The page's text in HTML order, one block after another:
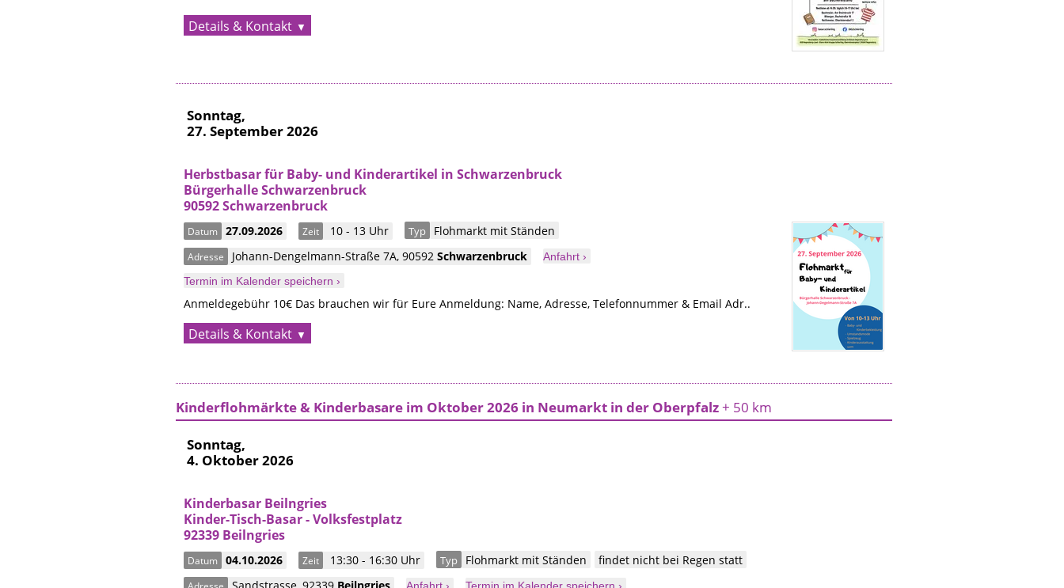
Details & Kontakt
Sonntag,
27. September 2026
Herbstbasar für Baby- und Kinderartikel in Schwarzenbruck
Bürgerhalle Schwarzenbruck
90592 Schwarzenbruck
Datum 27.09.2026 Zeit 10 - 13 Uhr Typ Flohmarkt mit Ständen
Adresse Johann-Dengelmann-Straße 7A, 90592 Schwarzenbruck
Anfahrt ›
Termin im Kalender speichern ›
Anmeldegebühr 10€ Das brauchen wir für Eure Anmeldung: Name, Adresse, Telefonnummer & Email Adr..
Details & Kontakt
Kinderflohmärkte & Kinderbasare im Oktober 2026 in Neumarkt in der Oberpfalz+ 50 km
Sonntag,
4. Oktober 2026
Kinderbasar Beilngries
Kinder-Tisch-Basar - Volksfestplatz
92339 Beilngries
Datum 04.10.2026 Zeit 13:30 - 16:30 Uhr Typ Flohmarkt mit Ständen findet nicht bei Regen statt